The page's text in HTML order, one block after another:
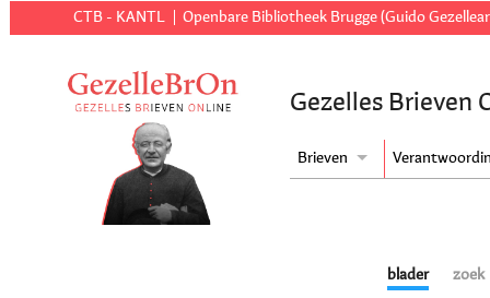
CTB - KANTL Openbare Bibliotheek Brugge (Guido
Gezelles Brieven
Brieven
blader zoek